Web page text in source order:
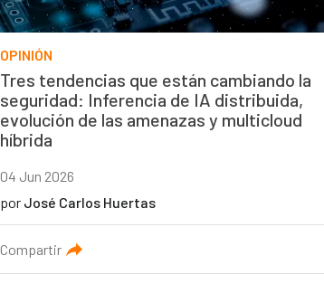
OPINIÓN
Tres tendencias que están cambiando la
seguridad: Inferencia de IA distribuida,
evolución de las amenazas y multicloud
híbrida
04 Jun 2026
por José Carlos Huertas
Compartir